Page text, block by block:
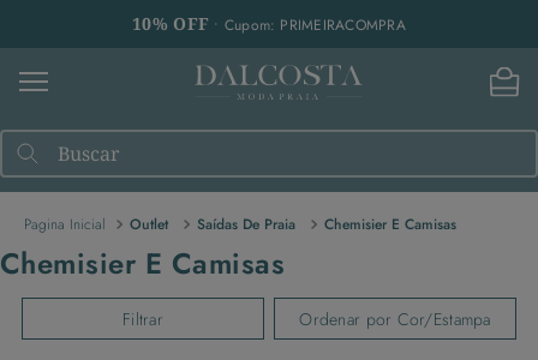
10% OFF • Cupom: PRIMEIRACOMPRA
Buscar
Outlet Saídas De Praia Chemisier E Camisas
Chemisier E Camisas
Filtrar Ordenar por Cor/Estampa